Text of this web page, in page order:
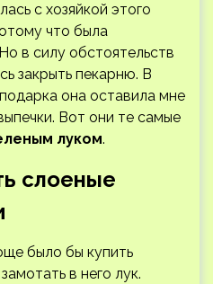
с хозяйкой этого
что была
в силу обстоятельств
закрыть пекарню. В
она оставила мне
Вот они те самые
луком.
слоеные
было бы купить
в него лук.